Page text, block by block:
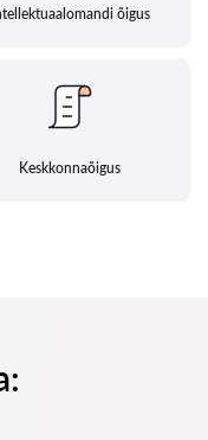
õigus
Keskkonnaõigus